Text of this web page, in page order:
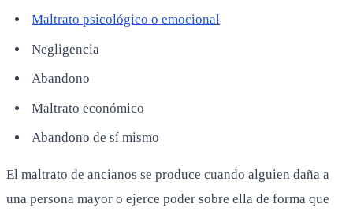
Maltrato psicológico o emocional
Negligencia
Abandono
Maltrato económico
Abandono de sí mismo
El maltrato de ancianos se produce cuando alguien daña a
una persona mayor o ejerce poder sobre ella de forma que